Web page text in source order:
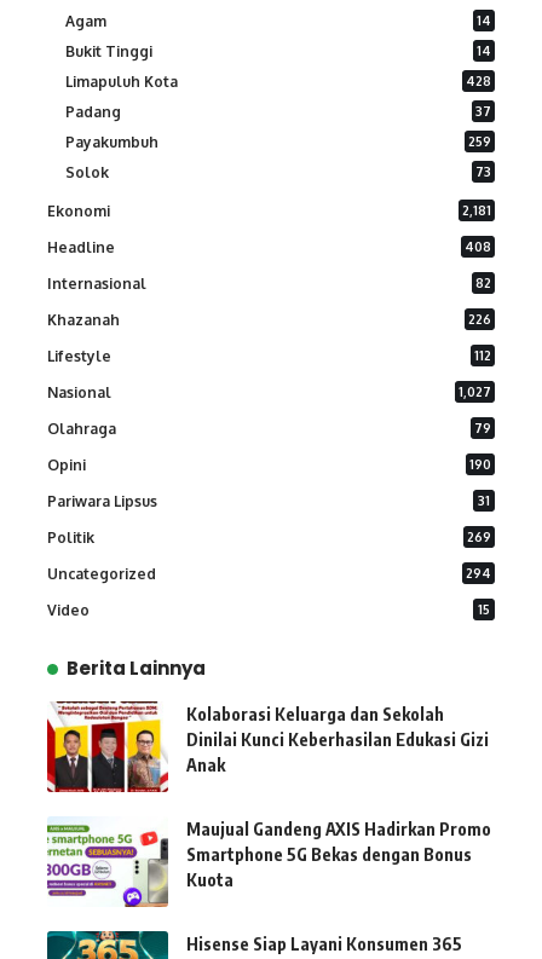
Agam 14
Bukit Tinggi 14
Limapuluh Kota 428
Padang 37
Payakumbuh 259
Solok 73
Ekonomi 2,181
Headline 408
Internasional 82
Khazanah 226
Lifestyle 112
Nasional 1,027
Olahraga 79
Opini 190
Pariwara Lipsus 31
Politik 269
Uncategorized 294
Video 15
Berita Lainnya
Kolaborasi Keluarga dan Sekolah
Dinilai Kunci Keberhasilan Edukasi Gizi
Anak
Maujual Gandeng AXIS Hadirkan Promo
Smartphone 5G Bekas dengan Bonus
Kuota
Hisense Siap Layani Konsumen 365